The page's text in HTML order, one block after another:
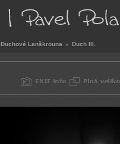
Duchové Lanškrouna » Duch III.